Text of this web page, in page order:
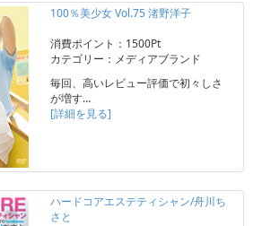
100％美少女 Vol.75 渚野洋子
消費ポイント：1500Pt
カテゴリー：メディアブランド
毎回、高いレビュー評価で初々しさ
が増す…
[詳細を見る]
ハードコアエステティシャン/舟川ち
さと